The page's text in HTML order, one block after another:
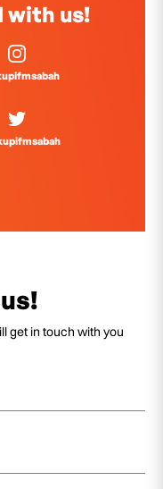
with us!
get in touch with you